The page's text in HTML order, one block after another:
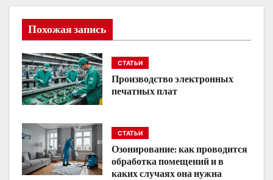
а
ц
и
я
п
о
з
Похожая запись
СТАТЬИ
Производство электронных
печатных плат
СТАТЬИ
Озонирование: как проводится
обработка помещений и в
каких случаях она нужна